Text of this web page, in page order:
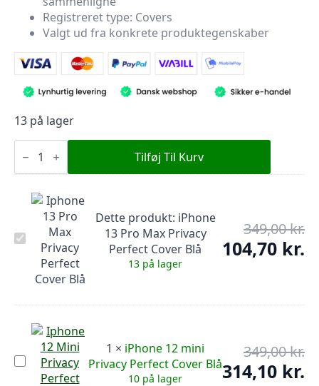
349,00 kr..
104,70 kr..
Registreret type: Covers
Valgt ud fra konkrete produktegenskaber
13 på lager
iPhone
13
Max
Privacy
Perfect
Cover
antal
Tilføj Til Kurv
iPhone
13
Max
Privacy
Cover
Dette produkt: iPhone
13 Pro Max Privacy
Perfect Cover Blå
13 på lager
349,00kr.
104,70 kr.
iPhone
12
1 × iPhone 12 mini
Privacy Perfect Cover Blå
10 på lager
349,00kr.
314,10 kr.